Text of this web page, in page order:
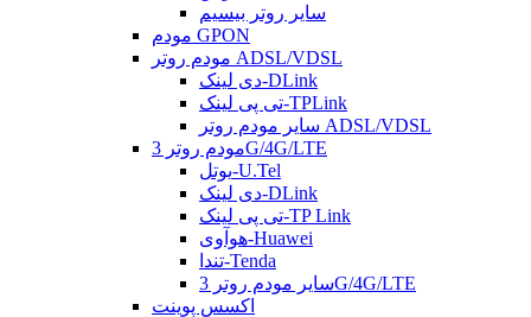
سایر روتر بیسیم
مودم GPON
مودم روتر ADSL/VDSL
دی لینک-DLink
تی پی لینک-TPLink
سایر مودم روتر ADSL/VDSL
مودم روتر 3G/4G/LTE
یوتل-U.Tel
دی لینک-DLink
تی پی لینک-TP Link
هوآوی-Huawei
تندا-Tenda
سایر مودم روتر 3G/4G/LTE
اکسس پوینت